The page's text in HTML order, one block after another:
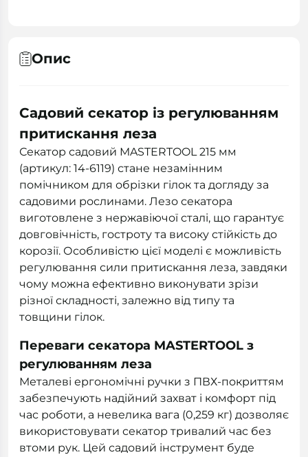
Опис
Садовий секатор із регулюванням
притискання леза
Секатор садовий MASTERTOOL 215 мм
(артикул: 14-6119) стане незамінним
помічником для обрізки гілок та догляду за
садовими рослинами. Лезо секатора
виготовлене з нержавіючої сталі, що гарантує
довговічність, гостроту та високу стійкість до
корозії. Особливістю цієї моделі є можливість
регулювання сили притискання леза, завдяки
чому можна ефективно виконувати зрізи
різної складності, залежно від типу та
товщини гілок.
Переваги секатора MASTERTOOL з
регулюванням леза
Металеві ергономічні ручки з ПВХ-покриттям
забезпечують надійний захват і комфорт під
час роботи, а невелика вага (0,259 кг) дозволяє
використовувати секатор тривалий час без
втоми рук. Цей садовий інструмент буде